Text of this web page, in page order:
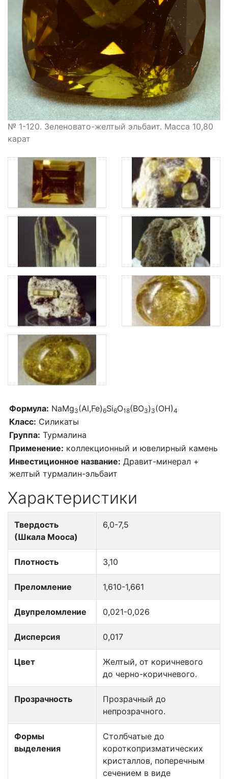
№ 1-120. Зеленовато-желтый эльбаит. Масса 10,80
карат
Формула: NaMg3(Al,Fe)6Si6O18(BO3) 3(OH)4
Класс: Силикаты
Группа: Турмалина
Применение: коллекционный и ювелирный камень
Инвестиционное название: Дравит-минерал +
желтый турмалин-эльбаит
Характеристики
Твердость
(Шкала Мооса)
6,0-7,5
Плотность 3,10
Преломление 1,610-1,661
Двупреломление 0,021-0,026
Дисперсия 0,017
Цвет
Желтый, от коричневого
до черно-коричневого.
Прозрачность
Прозрачный до
непрозрачного.
Формы
выделения
Столбчатые до
короткопризматических
кристаллов, поперечным
сечением в виде